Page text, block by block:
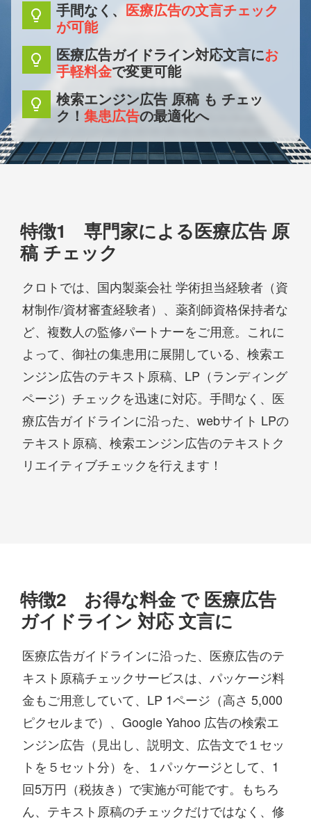
lightbulb 手間なく、 医療広告の文言チェック
が可能
lightbulb 医療広告ガイドライン対応文言にお
手軽料金で変更可能
lightbulb
検索エンジン広告 原稿 も チェッ
ク！ 集患広告の最適化へ
特徴1 専門家による医療広告 原
稿 チェック
クロトでは、国内製薬会社 学術担当経験者（資
材制作/資材審査経験者）、薬剤師資格保持者な
ど、複数人の監修パートナーをご用意。これに
よって、御社の集患用に展開している、検索エ
ンジン広告のテキスト原稿、LP（ランディング
ページ）チェックを迅速に対応。手間なく、医
療広告ガイドラインに沿った、webサイト LPの
テキスト原稿、検索エンジン広告のテキストク
リエイティブチェックを行えます！
特徴2 お得な料金 で 医療広告
ガイドライン 対応 文言に
医療広告ガイドラインに沿った、医療広告のテ
キスト原稿チェックサービスは、パッケージ料
金もご用意していて、LP 1ページ（高さ 5,000
ピクセルまで）、Google Yahoo 広告の検索エ
ンジン広告（見出し、説明文、広告文で１セッ
トを５セット分）を、１パッケージとして、1
回5万円（税抜き）で実施が可能です。もちろ
ん、テキスト原稿のチェックだけではなく、修